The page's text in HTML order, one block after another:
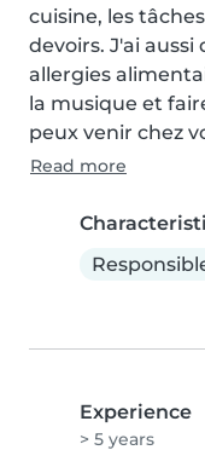
cuisine, les
devoirs. J'ai aussi
allergies
la musique et
peux venir chez
Read more
Experience
> 5 years